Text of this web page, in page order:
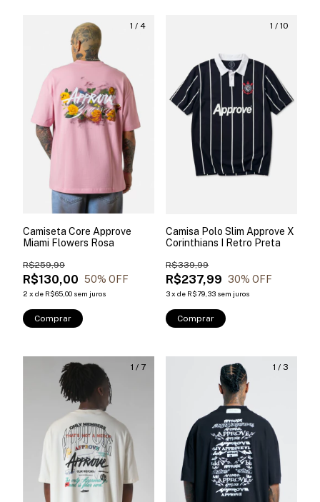
1 / 4
Camiseta Core Approve
Miami Flowers Rosa
R$130,00
R$259,99
50% OFF
2 x de R$65,00 sem juros
Comprar
1 / 10
Camisa Polo Slim Approve X
Corinthians I Retro Preta
R$237,99
R$339,99
30% OFF
3x de R$79,33 sem juros
Comprar
1 / 7 1 / 3